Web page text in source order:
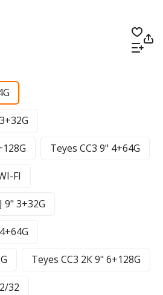
Teyes CC3 9" 4+64G
FI
9" 3+32G
Teyes CC3 2К 9" 6+128G
32